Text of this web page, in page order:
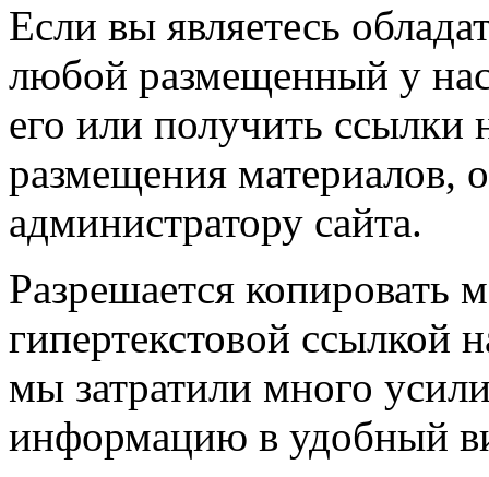
Если вы являетесь
любой размещенный у
его или получить ссылки
размещения материалов,
администратору сайта.
Разрешается копировать
гипертекстовой ссылкой
мы затратили много
информацию в удобный